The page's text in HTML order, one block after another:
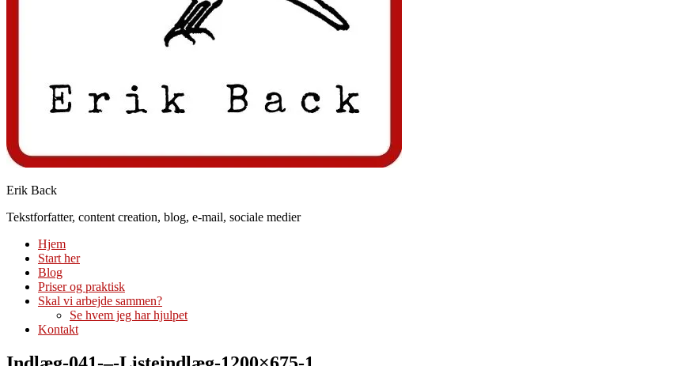
Erik Back
Tekstforfatter, content creation, blog, e-mail, sociale medier
Hjem
Start her
Blog
Priser og praktisk
Skal vi arbejde sammen?
Se hvem jeg har hjulpet
Kontakt